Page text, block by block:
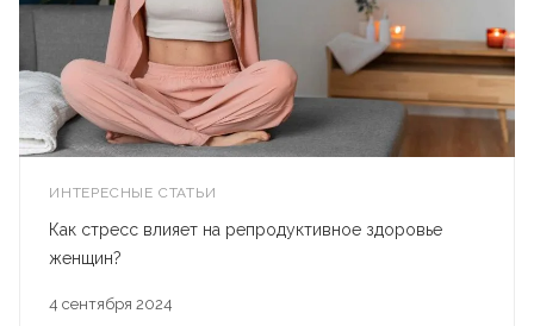
ИНТЕРЕСНЫЕ СТАТЬИ
4 сентября 2024
Как стресс влияет на репродуктивное здоровье
женщин?